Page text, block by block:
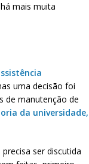
mais muita
uma decisão foi
de manutenção de
da universidade,
ser discutida